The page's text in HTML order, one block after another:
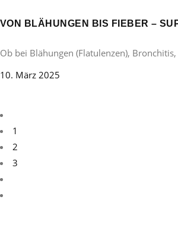
VON BLÄHUNGEN BIS FIEBER –
Ob bei Blähungen (Flatulenzen),
10. März 2025
1
2
3